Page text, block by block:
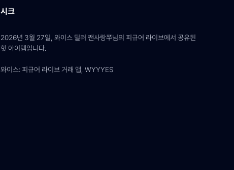
시크
2026년 3월 27일, 와이스 딜러 짼사랑쭈님의 피규어 라이브에서 공유된
힛 아이템입니다.
와이스: 피규어 라이브 거래 앱, WYYYES